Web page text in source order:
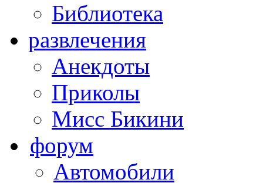
Библиотека
развлечения
Анекдоты
Приколы
Мисс Бикини
форум
Автомобили